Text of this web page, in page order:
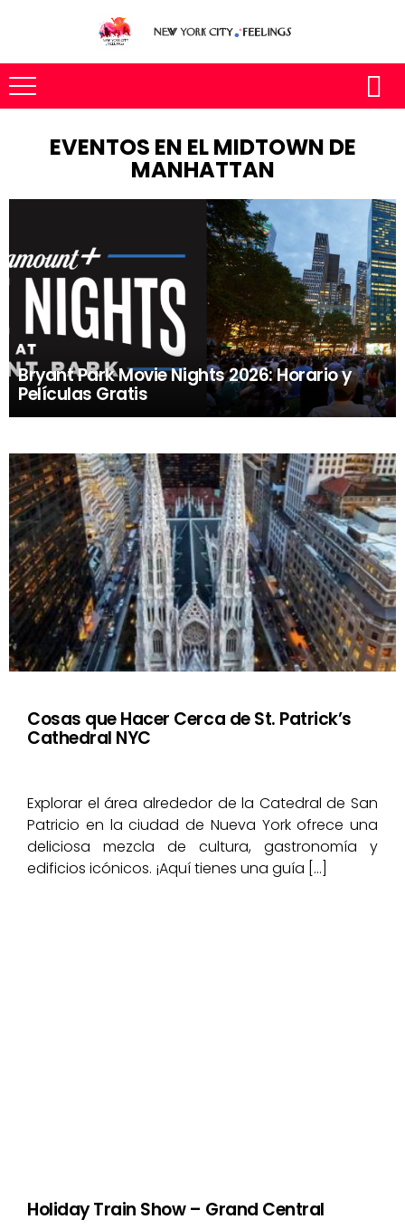
EVENTOS EN EL MIDTOWN DE
MANHATTAN
Bryant Park Movie Nights 2026: Horario y
Películas Gratis
Cosas que Hacer Cerca de St. Patrick’s
Cathedral NYC
Explorar el área alrededor de la Catedral de San
Patricio en la ciudad de Nueva York ofrece una
deliciosa mezcla de cultura, gastronomía y
edificios icónicos. ¡Aquí tienes una guía […]
Holiday Train Show – Grand Central